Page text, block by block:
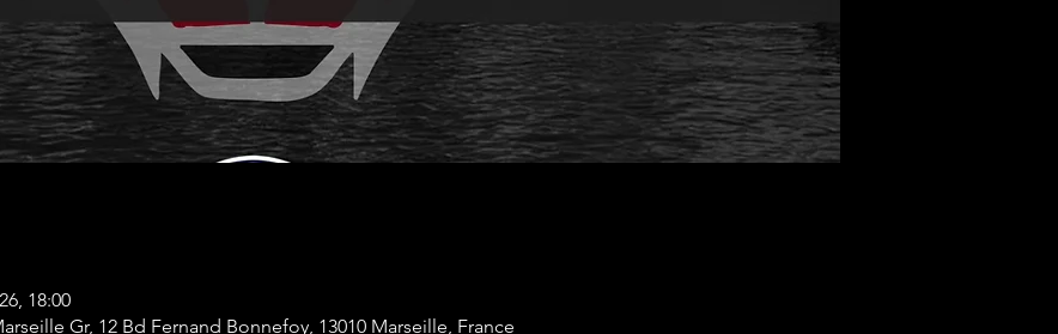
18:00
Gr, 12 Bd Fernand Bonnefoy, 13010 Marseille, France